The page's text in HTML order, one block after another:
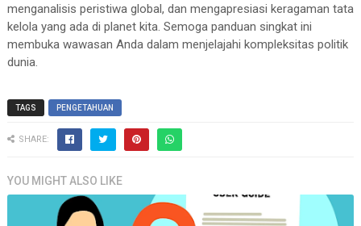
menganalisis peristiwa global, dan mengapresiasi keragaman tata
kelola yang ada di planet kita. Semoga panduan singkat ini
membuka wawasan Anda dalam menjelajahi kompleksitas politik
dunia.
TAGS PENGETAHUAN
SHARE:
YOU MIGHT ALSO LIKE